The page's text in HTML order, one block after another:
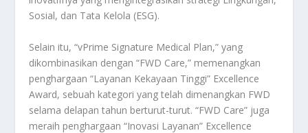
Sosial, dan Tata Kelola (ESG).
Selain itu, “vPrime Signature Medical Plan,” yang
dikombinasikan dengan “FWD Care,” memenangkan
penghargaan “Layanan Kekayaan Tinggi” Excellence
Award, sebuah kategori yang telah dimenangkan FWD
selama delapan tahun berturut-turut. “FWD Care” juga
meraih penghargaan “Inovasi Layanan” Excellence